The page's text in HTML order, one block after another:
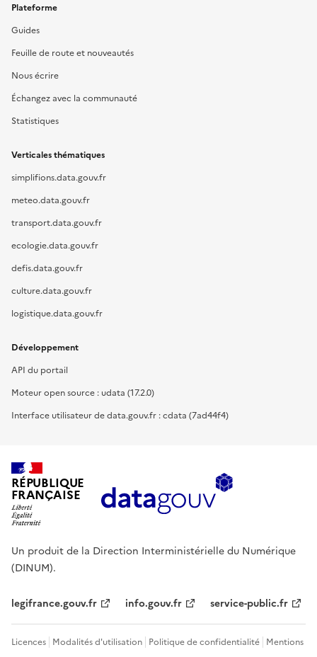
Plateforme
Guides
Feuille de route et nouveautés
Nous écrire
Échangez avec la communauté
Statistiques
Verticales thématiques
simplifions.data.gouv.fr
meteo.data.gouv.fr
transport.data.gouv.fr
ecologie.data.gouv.fr
defis.data.gouv.fr
culture.data.gouv.fr
logistique.data.gouv.fr
Développement
API du portail
Moteur open source : udata (17.2.0)
Interface utilisateur de data.gouv.fr : cdata (7ad44f4)
RÉPUBLIQUE
FRANÇAISE
Un produit de la Direction Interministérielle du Numérique
(DINUM).
legifrance.gouv.fr info.gouv.fr service-public.fr
Licences Modalités d'utilisation Politique de confidentialité Mentions